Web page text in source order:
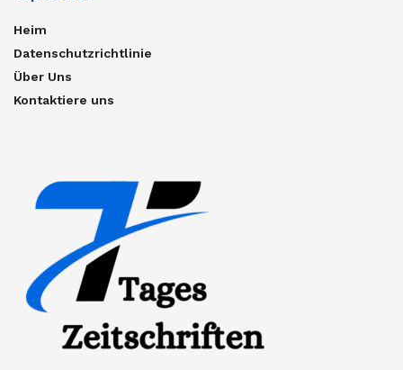
Heim
Datenschutzrichtlinie
Über Uns
Kontaktiere uns